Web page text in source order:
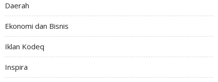
Daerah
Ekonomi dan Bisnis
Iklan Kodeq
Inspira